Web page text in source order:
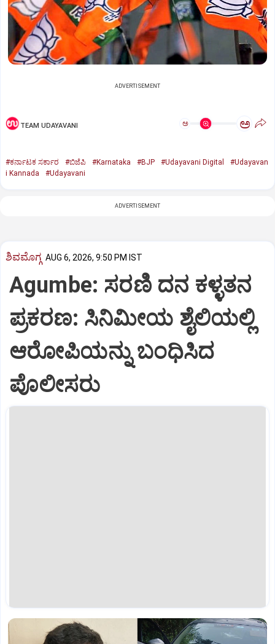
ADVERTISEMENT
TEAM UDAYAVANI ಅ ಅ
#ಕರ್ನಾಟಕ ಸರ್ಕಾರ #ಬಿಜೆಪಿ #Karnataka #BJP #Udayavani Digital
#Udayavan
i Kannada
#Udayavani
ADVERTISEMENT
ಶಿವಮೊಗ್ಗ AUG 6, 2026, 9:50 PM IST
Agumbe: ಸರಣಿ ದನ ಕಳ್ಳತನ
ಪ್ರಕರಣ: ಸಿನಿಮೀಯ ಶೈಲಿಯಲ್ಲಿ
ಆರೋಪಿಯನ್ನು ಬಂಧಿಸಿದ
ಪೊಲೀಸರು